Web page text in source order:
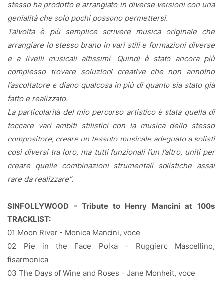
stesso ha prodotto e arrangiato in diverse versioni con una
genialità che solo pochi possono permettersi.
Talvolta è più semplice scrivere musica originale che
arrangiare lo stesso brano in vari stili e formazioni diverse
e a livelli musicali altissimi. Quindi è stato ancora più
complesso trovare soluzioni creative che non annoino
l’ascoltatore e diano qualcosa in più di quanto sia stato già
fatto e realizzato.
La particolarità del mio percorso artistico è stata quella di
toccare vari ambiti stilistici con la musica dello stesso
compositore, creare un tessuto musicale adeguato a solisti
così diversi tra loro, ma tutti funzionali l’un l’altro, uniti per
creare quelle combinazioni strumentali solistiche assai
rare da realizzare”.
SINFOLLYWOOD - Tribute to Henry Mancini at 100s
TRACKLIST:
01 Moon River - Monica Mancini, voce
02 Pie in the Face Polka - Ruggiero Mascellino,
fisarmonica
03 The Days of Wine and Roses - Jane Monheit, voce